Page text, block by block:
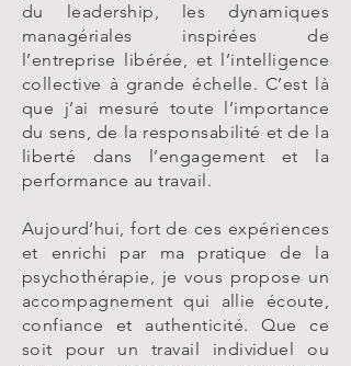
du leadership, les dynamiques
managériales inspirées de
l’entreprise libérée, et l’intelligence
collective à grande échelle. C’est là
que j’ai mesuré toute l’importance
du sens, de la responsabilité et de la
liberté dans l’engagement et la
performance au travail.
Aujourd’hui, fort de ces expériences
et enrichi par ma pratique de la
psychothérapie, je vous propose un
accompagnement qui allie écoute,
confiance et authenticité. Que ce
soit pour un travail individuel ou